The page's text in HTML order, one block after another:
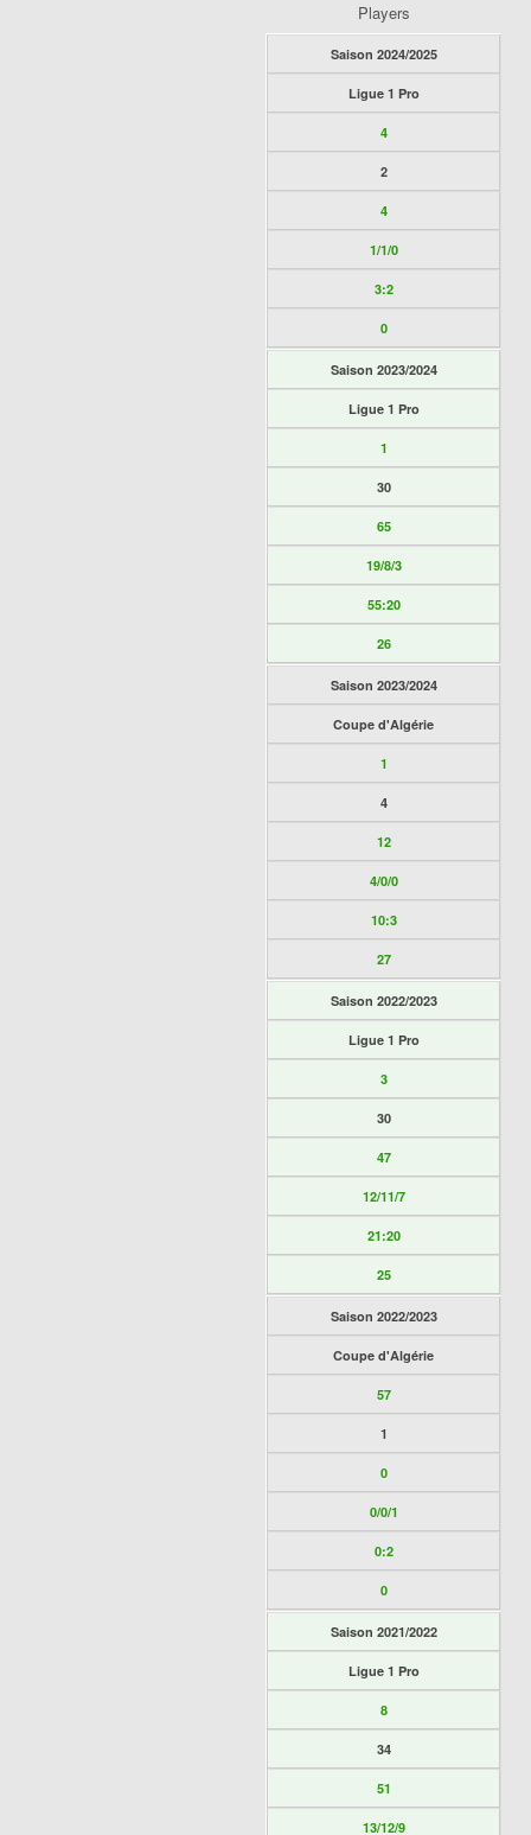
Players
Saison 2024/2025
Ligue 1 Pro
4
2
4
1/1/0
3:2
0
Saison 2023/2024
Ligue 1 Pro
1
30
65
19/8/3
55:20
26
Saison 2023/2024
Coupe d'Algérie
1
4
12
4/0/0
10:3
27
Saison 2022/2023
Ligue 1 Pro
3
30
47
12/11/7
21:20
25
Saison 2022/2023
Coupe d'Algérie
57
1
0
0/0/1
0:2
0
Saison 2021/2022
Ligue 1 Pro
8
34
51
13/12/9